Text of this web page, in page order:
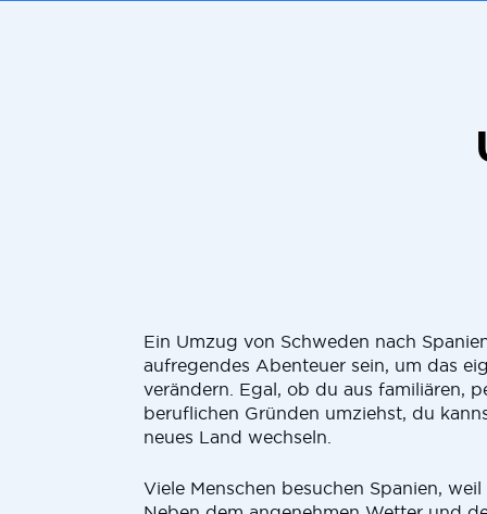
Ein Umzug von Schweden nach
aufregendes Abenteuer sein, um das
verändern. Egal, ob du aus familiären,
beruflichen Gründen umziehst, du
neues Land wechseln.
Viele Menschen besuchen Spanien,